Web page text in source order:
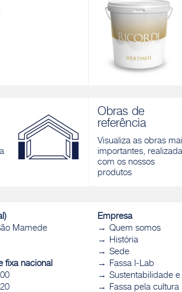
decorativo
adequado para
Acabamento decorativo
cal com pó de
efeito marmorino
Descobrir
Obras de
referência
Visualiza as obras
importantes,
com os nossos
produtos
Mamede
fixa nacional
Empresa
Quem somos
História
Sede
Fassa I-Lab
Sustentabilidade
Fassa pela cultura